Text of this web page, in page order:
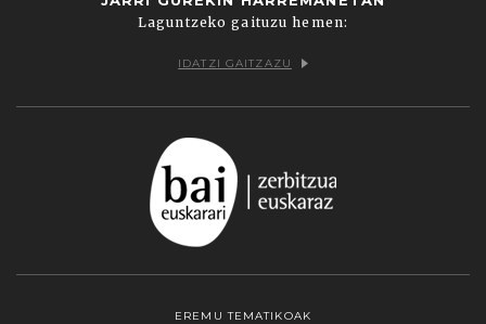
Laguntzeko gaituzu hemen:
IDATZI GAITZAZU
EREMU TEMATIKOAK